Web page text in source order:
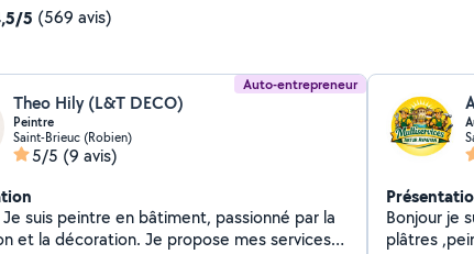
5 (569 avis)
Auto-entrepreneur
Theo Hily (L&T DECO)
Peintre
Saint-Brieuc (Robien)
5/5 (9 avis)
Je suis peintre en bâtiment, passionné par la
et la décoration. Je propose mes services
Bonjour je
plâtres